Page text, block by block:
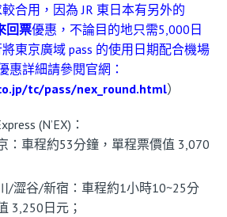
較合用，因為JR 東日本有另外的
回票優惠，不論目的地只需5,000日
東京廣域 pass 的使用日期配合機場
惠詳細請參閱官網：
tc/pass/nex_round.html）
(N’EX)：
：車程約53分鐘，單程票價值 3,070
/澀谷/新宿：車程約1小時10~25分
3,250日元；